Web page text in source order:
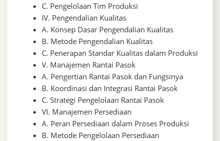
C. Pengelolaan Tim Produksi
IV. Pengendalian Kualitas
A. Konsep Dasar Pengendalian Kualitas
B. Metode Pengendalian Kualitas
C. Penerapan Standar Kualitas dalam Produksi
V. Manajemen Rantai Pasok
A. Pengertian Rantai Pasok dan Fungsinya
B. Koordinasi dan Integrasi Rantai Pasok
C. Strategi Pengelolaan Rantai Pasok
VI. Manajemen Persediaan
A. Peran Persediaan dalam Proses Produksi
B. Metode Pengelolaan Persediaan